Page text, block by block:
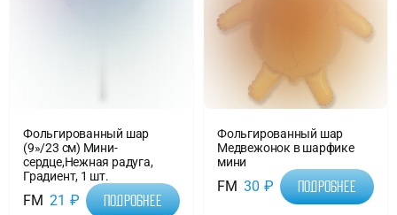
Фольгированный шар
(9»/23 см) Мини-
сердце,Нежная радуга,
Градиент, 1 шт.
FM 21 ₽ Подробнее
Фольгированный шар
Медвежонок в шарфике
мини
FM 30 ₽ Подробнее